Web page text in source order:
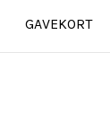
GAVEKORT